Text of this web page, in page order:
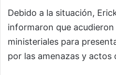
Debido a la situación,
informaron que
ministeriales para
por las amenazas y actos